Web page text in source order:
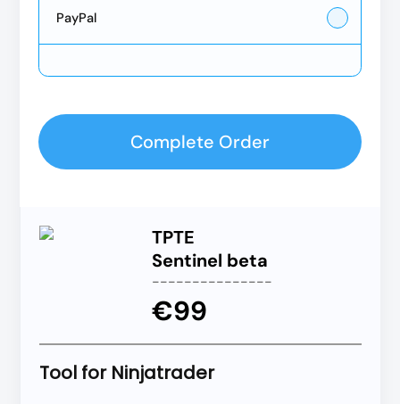
PayPal
Complete Order
TPTE
Sentinel beta
---------------
€99
Tool for Ninjatrader